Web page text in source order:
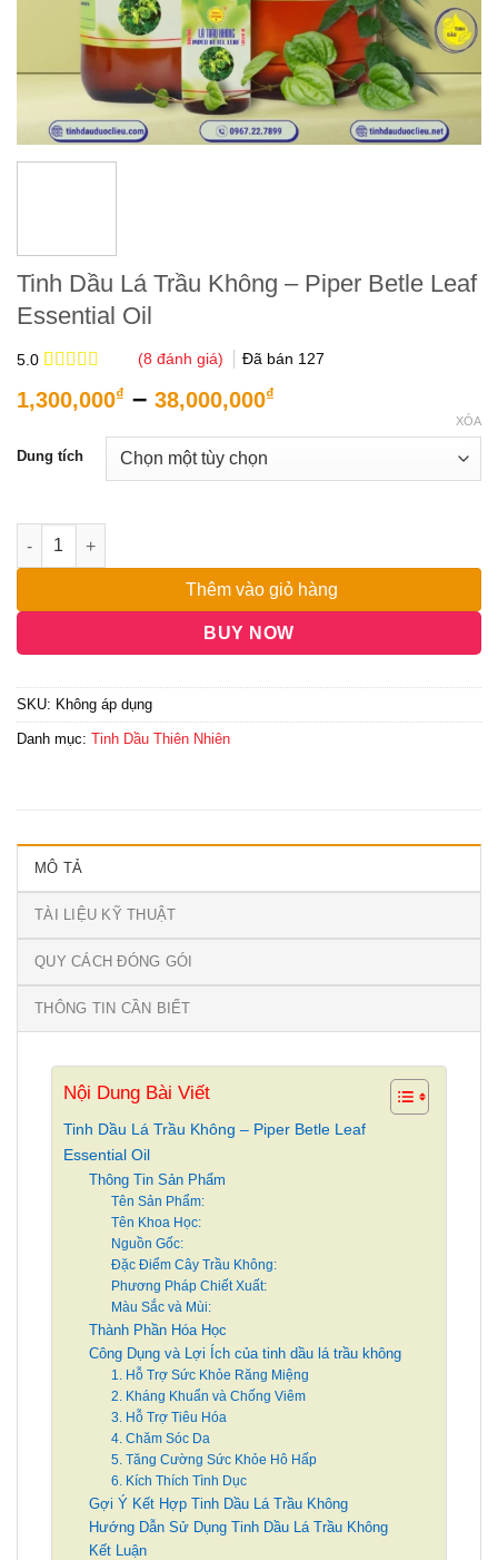
Tinh Dầu Lá Trầu Không – Piper Betle Leaf
Essential Oil
5.0
dựa trên
(8 đánh giá) Đã bán 127
1,300,000₫ – 38,000,000₫
1,300,000₫
Dung tích
XÓA
Thêm vào giỏ hàng
BUY NOW
SKU: Không áp dụng
Danh mục: Tinh Dầu Thiên Nhiên
MÔ TẢ
TÀI LIỆU KỸ THUẬT
QUY CÁCH ĐÓNG GÓI
THÔNG TIN CẦN BIẾT
Nội Dung Bài Viết
Tinh Dầu Lá Trầu Không – Piper Betle Leaf
Essential Oil
Thông Tin Sản Phẩm
Tên Sản Phẩm:
Tên Khoa Học:
Nguồn Gốc:
Đặc Điểm Cây Trầu Không:
Phương Pháp Chiết Xuất:
Màu Sắc và Mùi:
Thành Phần Hóa Học
Công Dụng và Lợi Ích của tinh dầu lá trầu không
1. Hỗ Trợ Sức Khỏe Răng Miệng
2. Kháng Khuẩn và Chống Viêm
3. Hỗ Trợ Tiêu Hóa
4. Chăm Sóc Da
5. Tăng Cường Sức Khỏe Hô Hấp
6. Kích Thích Tình Dục
Gợi Ý Kết Hợp Tinh Dầu Lá Trầu Không
Hướng Dẫn Sử Dụng Tinh Dầu Lá Trầu Không
Kết Luận